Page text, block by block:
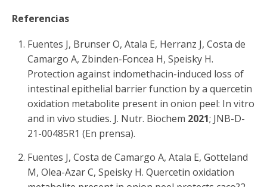
Referencias
Fuentes J, Brunser O, Atala E, Herranz J, Costa de
Camargo A, Zbinden-Foncea H, Speisky H.
Protection against indomethacin-induced loss of
intestinal epithelial barrier function by a quercetin
oxidation metabolite present in onion peel: In vitro
and in vivo studies. J. Nutr. Biochem 2021; JNB-D-
21-00485R1 (En prensa).
Fuentes J, Costa de Camargo A, Atala E, Gotteland
M, Olea-Azar C, Speisky H. Quercetin oxidation